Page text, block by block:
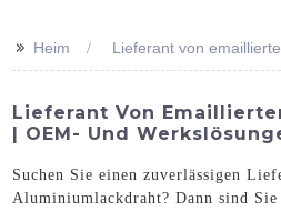
>> Heim Lieferant von
Lieferant Von
| OEM- Und
Suchen Sie einen zuverlässigen
Aluminiumlackdraht? Dann sind Sie